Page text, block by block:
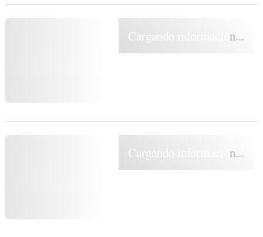
Cargando información...
Cargando información...